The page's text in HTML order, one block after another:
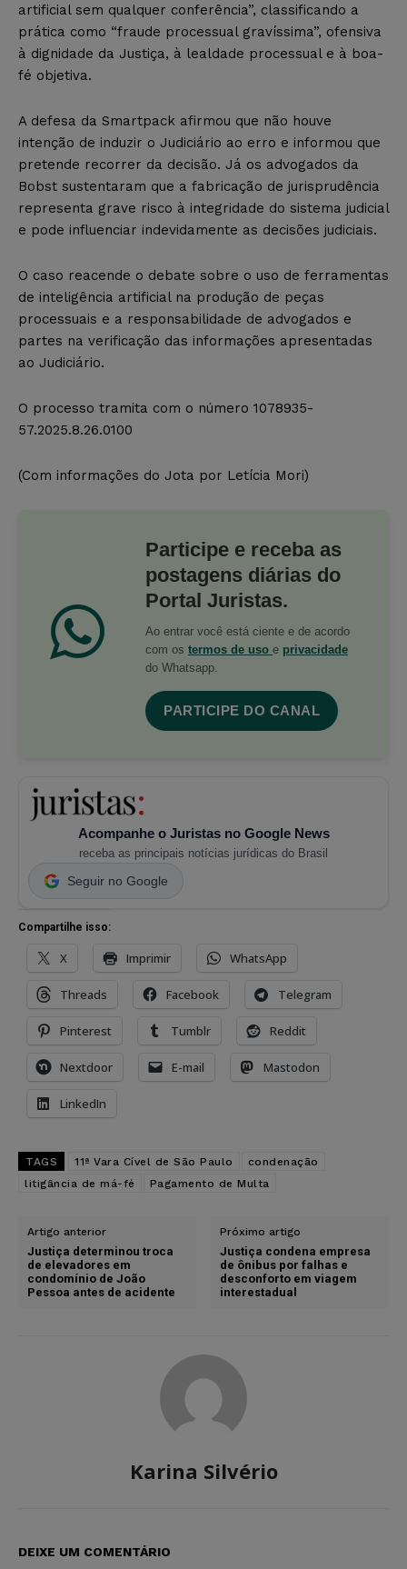
artificial sem qualquer conferência”, classificando a
prática como “fraude processual gravíssima”, ofensiva
à dignidade da Justiça, à lealdade processual e à boa-
fé objetiva.
A defesa da Smartpack afirmou que não houve
intenção de induzir o Judiciário ao erro e informou que
pretende recorrer da decisão. Já os advogados da
Bobst sustentaram que a fabricação de jurisprudência
representa grave risco à integridade do sistema judicial
e pode influenciar indevidamente as decisões judiciais.
O caso reacende o debate sobre o uso de ferramentas
de inteligência artificial na produção de peças
processuais e a responsabilidade de advogados e
partes na verificação das informações apresentadas
ao Judiciário.
O processo tramita com o número 1078935-
57.2025.8.26.0100
(Com informações do Jota por Letícia Mori)
Participe e receba as
postagens diárias do
Portal Juristas.
Ao entrar você está ciente e de acordo
com os termos de uso e privacidade
do Whatsapp.
PARTICIPE DO CANAL
Acompanhe o Juristas no Google News
receba as principais notícias jurídicas do Brasil
Seguir no Google
Compartilhe isso:
X Imprimir WhatsApp
Threads Facebook Telegram
Pinterest Tumblr Reddit
Nextdoor E-mail Mastodon
LinkedIn
TAGS 11ª Vara Cível de São Paulo
condenação
litigância de má-fé
Pagamento de Multa
Artigo anterior
Justiça determinou troca
de elevadores em
condomínio de João
Pessoa antes de acidente
Próximo artigo
Justiça condena empresa
de ônibus por falhas e
desconforto em viagem
interestadual
Karina Silvério
DEIXE UM COMENTÁRIO